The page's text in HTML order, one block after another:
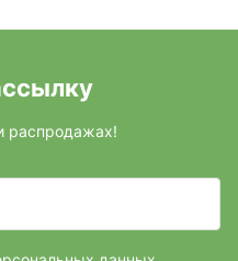
распродажах!